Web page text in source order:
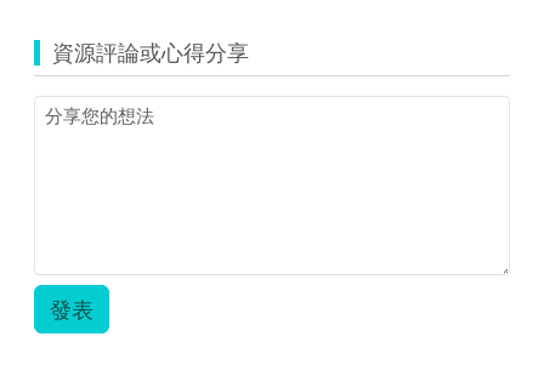
資源評論或心得分享
發表